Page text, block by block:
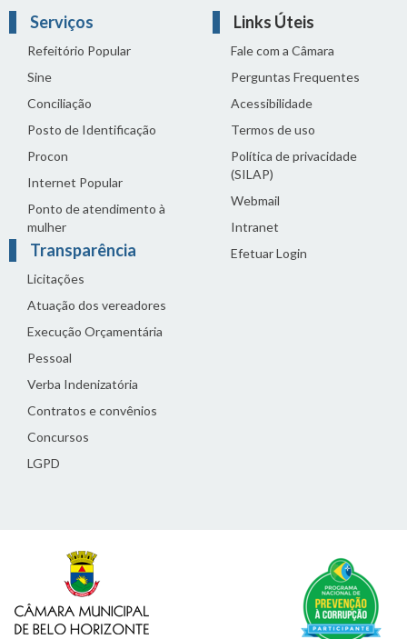
Serviços
Refeitório Popular
Sine
Conciliação
Posto de Identificação
Procon
Internet Popular
Ponto de atendimento à
mulher
Transparência
Licitações
Atuação dos vereadores
Execução Orçamentária
Pessoal
Verba Indenizatória
Contratos e convênios
Concursos
LGPD
Links Úteis
Fale com a Câmara
Perguntas Frequentes
Acessibilidade
Termos de uso
Política de privacidade
(SILAP)
Webmail
Intranet
Efetuar Login